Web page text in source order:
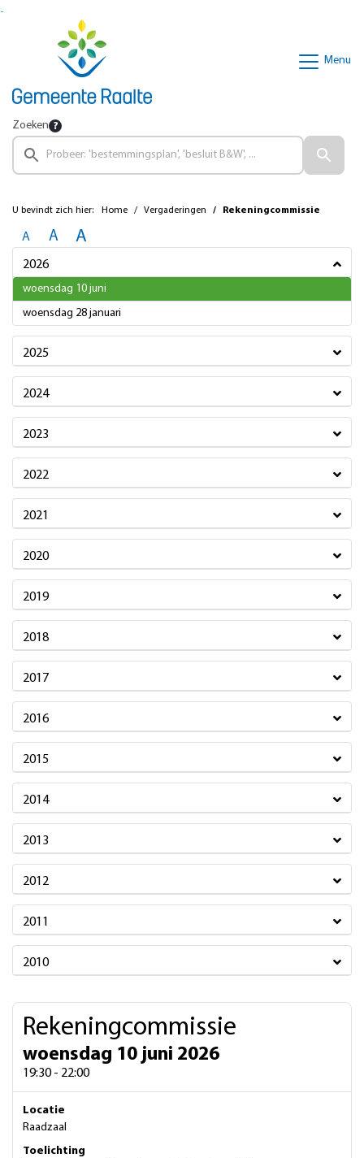
Ga naar de inhoud van deze pagina
Ga naar het zoeken
Menu
Zoeken
U bevindt zich hier: Home Vergaderingen Rekeningcommissie
A A A
2026
woensdag 10 juni
woensdag 28 januari
2025
2024
2023
2022
2021
2020
2019
2018
2017
2016
2015
2014
2013
2012
2011
2010
Rekeningcommissie
woensdag 10 juni 2026
19:30 - 22:00
Locatie
Raadzaal
Toelichting